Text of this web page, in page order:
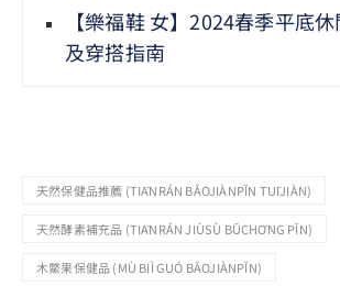
【樂福鞋 女】2024春季平底
及穿搭指南
天然保健品推薦 (TIĀNRÁN BǍOJIÀNPǏN TUĪJIÀN)
天然酵素補充品 (TIĀNRÁN JIÙSÙ BǓCHŌNG PǏN)
木鱉果保健品 (MÙ BIÌ GUÓ BǍOJIÀNPǏN)